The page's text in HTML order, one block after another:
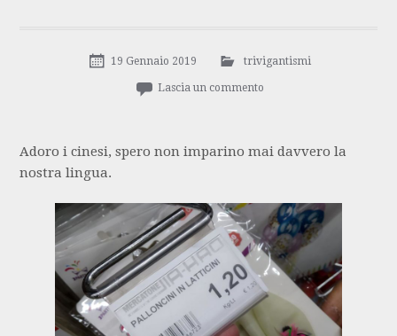
19 Gennaio 2019 trivigantismi
Lascia un commento
Adoro i cinesi, spero non imparino mai davvero la
nostra lingua.